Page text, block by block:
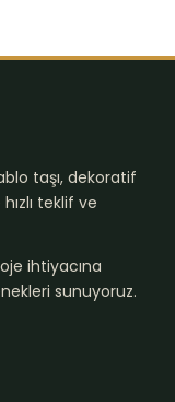
taşı, dekoratif
teklif ve
ihtiyacına
sunuyoruz.